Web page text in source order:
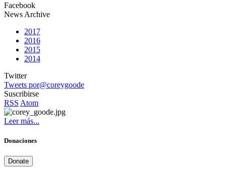
Facebook
News Archive
2017
2016
2015
2014
Twitter
Tweets por@coreygoode
Suscribirse
RSS Atom
Leer más...
Donaciones
Donate